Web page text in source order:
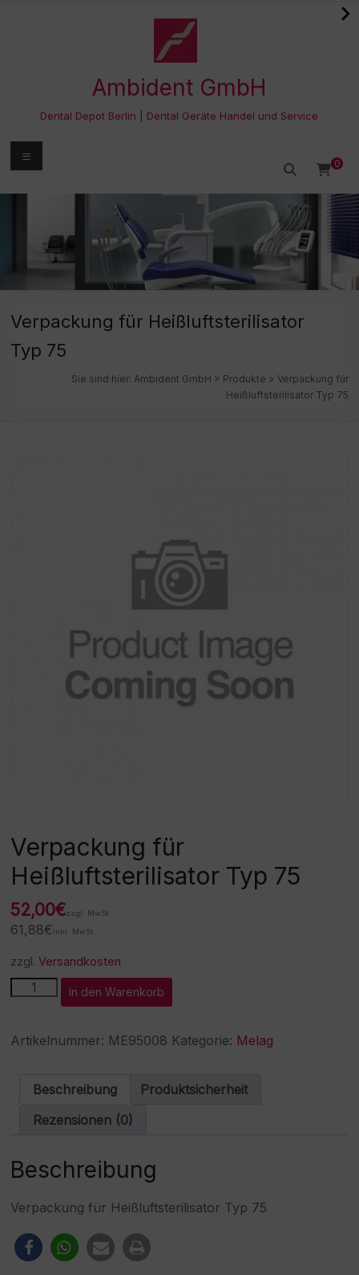
Ambident GmbH
Dental Depot Berlin | Dental Geräte Handel und Service
0
Menü
Verpackung für Heißluftsterilisator
Typ 75
Sie sind hier: Ambident GmbH > Produkte > Verpackung für
Heißluftsterilisator Typ 75
Verpackung für
Heißluftsterilisator Typ 75
52,00€zzgl. MwSt.
61,88€ inkl. MwSt.
zzgl.Versandkosten
Verpackung
für
Typ
75
In den Warenkorb
l
e
r
t
Artikelnummer: ME95008 Kategorie: Melag
Beschreibung
Produktsicherheit
Rezensionen (0)
Beschreibung
Verpackung für Heißluftsterilisator Typ 75